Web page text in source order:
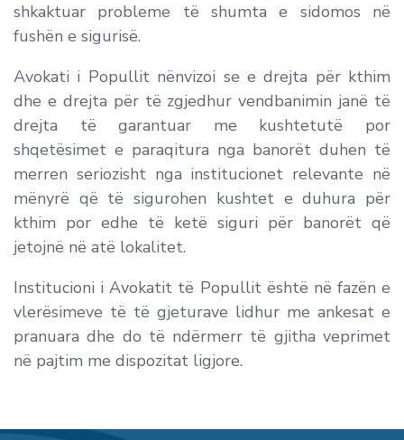
shkaktuar probleme të shumta e sidomos në
fushën e sigurisë.
Avokati i Popullit nënvizoi se e drejta për kthim
dhe e drejta për të zgjedhur vendbanimin janë të
drejta të garantuar me kushtetutë por
shqetësimet e paraqitura nga banorët duhen të
merren seriozisht nga institucionet relevante në
mënyrë që të sigurohen kushtet e duhura për
kthim por edhe të ketë siguri për banorët që
jetojnë në atë lokalitet.
Institucioni i Avokatit të Popullit është në fazën e
vlerësimeve të të gjeturave lidhur me ankesat e
pranuara dhe do të ndërmerr të gjitha veprimet
në pajtim me dispozitat ligjore.